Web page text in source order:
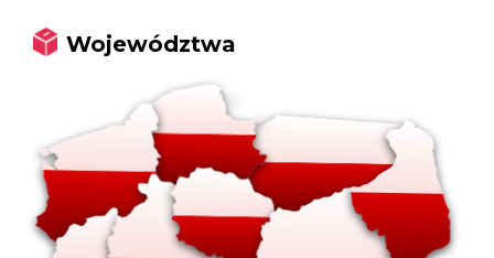
Województwa